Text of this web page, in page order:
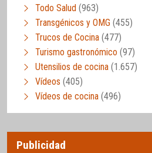
Todo Salud (963)
Transgénicos y OMG (455)
Trucos de Cocina (477)
Turismo gastronómico (97)
Utensilios de cocina (1.657)
Vídeos (405)
Vídeos de cocina (496)
Publicidad